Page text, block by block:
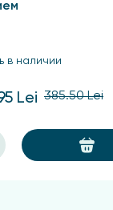
в наличии
Lei 385.50 Lei